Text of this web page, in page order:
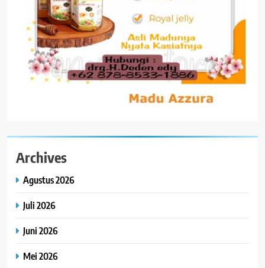
Archives
Agustus 2026
Juli 2026
Juni 2026
Mei 2026